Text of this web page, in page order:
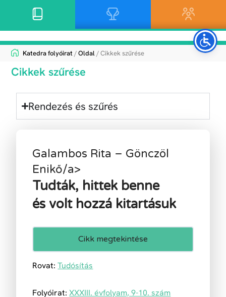
Katedra folyóirat/Oldal/ Cikkek szűrése
Cikkek szűrése
Rendezés és szűrés
Galambos Rita – Gönczöl
Enikő/a>
Tudták, hittek benne
és volt hozzá kitartásuk
Cikk megtekintése
Rovat: Tudósítás
Folyóirat: XXXIII. évfolyam, 9-10. szám